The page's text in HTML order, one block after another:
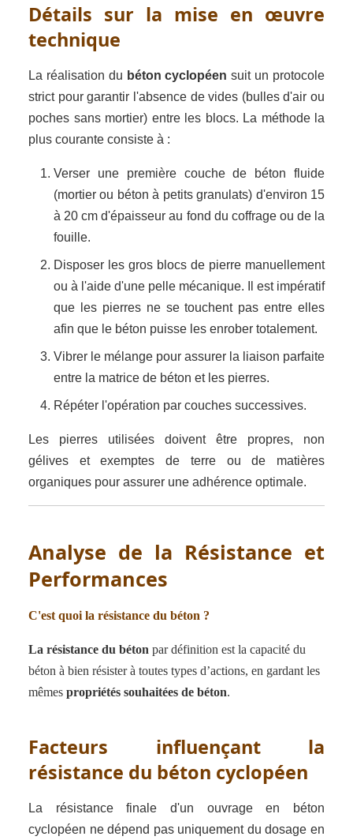
Détails sur la mise en œuvre
technique
La réalisation du béton cyclopéen suit un protocole
strict pour garantir l'absence de vides (bulles d'air ou
poches sans mortier) entre les blocs. La méthode la
plus courante consiste à :
Verser une première couche de béton fluide
(mortier ou béton à petits granulats) d'environ 15
à 20 cm d'épaisseur au fond du coffrage ou de la
fouille.
Disposer les gros blocs de pierre manuellement
ou à l'aide d'une pelle mécanique. Il est impératif
que les pierres ne se touchent pas entre elles
afin que le béton puisse les enrober totalement.
Vibrer le mélange pour assurer la liaison parfaite
entre la matrice de béton et les pierres.
Répéter l'opération par couches successives.
Les pierres utilisées doivent être propres, non
gélives et exemptes de terre ou de matières
organiques pour assurer une adhérence optimale.
Analyse de la Résistance et
Performances
C'est quoi la résistance du béton ?
La résistance du béton par définition est la capacité du
béton à bien résister à toutes types d’actions, en gardant les
mêmes propriétés souhaitées de béton.
Facteurs influençant la
résistance du béton cyclopéen
La résistance finale d'un ouvrage en béton
cyclopéen ne dépend pas uniquement du dosage en